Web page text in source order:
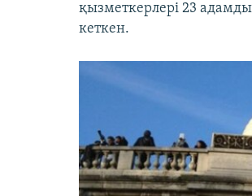
қызметкерлері 23
кеткен.